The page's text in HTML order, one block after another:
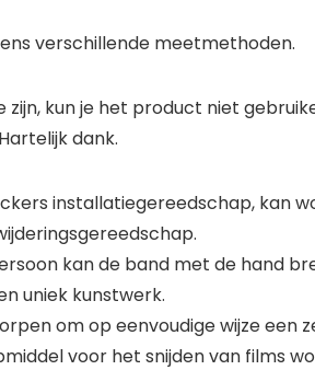
verschillende meetmethoden.
kun je het product niet
dank.
installatiegereedschap, kan
kan de band met de hand
uniek kunstwerk.
om op eenvoudige wijze een
voor het snijden van films